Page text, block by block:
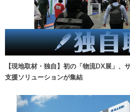
【現地取材・独自】初の「物流DX展」、
支援ソリューションが集結